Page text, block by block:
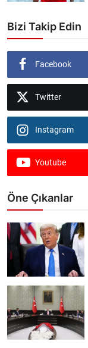
Bizi Takip Edin
Facebook
Twitter
Instagram
Youtube
Öne Çıkanlar